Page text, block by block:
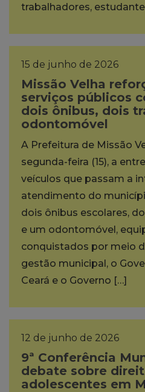
trabalhadores,
15 de junho de 2026
Missão Velha
serviços públicos
dois ônibus, dois
odontomóvel
A Prefeitura de Missão
segunda-feira (15), a
veículos que passam a
atendimento do
dois ônibus escolares,
e um odontomóvel,
conquistados por meio
gestão municipal, o
Ceará e o Governo […]
12 de junho de 2026
9ª Conferência
debate sobre
adolescentes em